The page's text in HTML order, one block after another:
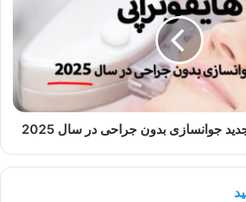
جوانسازی بدون جراحی در سال 2025